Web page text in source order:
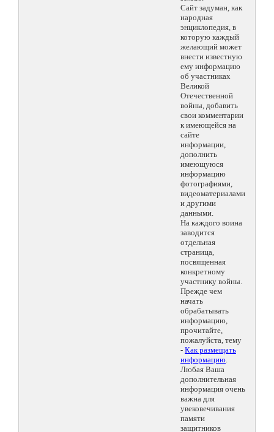
Сайт задуман, как
народная
энциклопедия, в
которую каждый
желающий может
внести известную
ему информацию
об участниках
Великой
Отечественной
войны, добавить
свои комментарии
к имеющейся на
сайте
информации,
дополнить
имеющуюся
информацию
фотографиями,
видеоматериалами
и другими
данными.
На каждого воина
заводится
отдельная
страница,
посвященная
конкретному
участнику войны.
Прежде чем
начать
обрабатывать
информацию,
прочитайте,
пожалуйста, тему
- Как размещать
информацию.
Любая Ваша
дополнительная
информация очень
важна для
увековечивания
памяти
защитников